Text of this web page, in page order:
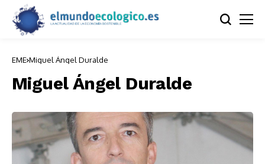
EME Miguel Ángel Duralde
Miguel Ángel Duralde